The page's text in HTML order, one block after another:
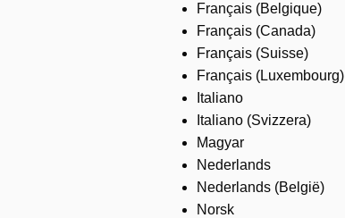
Français (Belgique)
Français (Canada)
Français (Suisse)
Français (Luxembourg)
Italiano
Italiano (Svizzera)
Magyar
Nederlands
Nederlands (België)
Norsk